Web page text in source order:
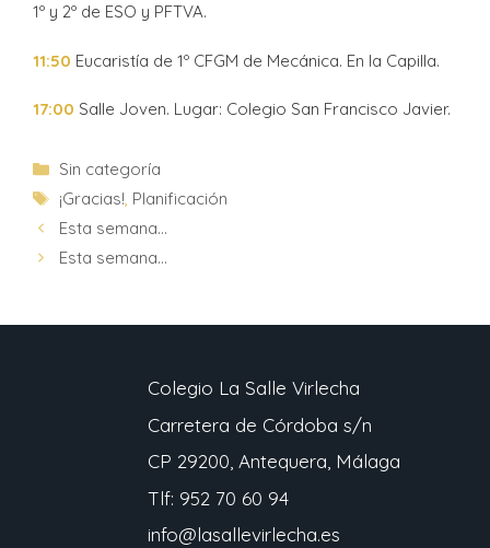
1º y 2º de ESO y PFTVA.
11:50 Eucaristía de 1º CFGM de Mecánica. En la Capilla.
17:00 Salle Joven. Lugar: Colegio San Francisco Javier.
Sin categoría
¡Gracias!, Planificación
Esta semana…
Esta semana…
Colegio La Salle Virlecha
Carretera de Córdoba s/n
CP 29200, Antequera, Málaga
Tlf: 952 70 60 94
info@lasallevirlecha.es